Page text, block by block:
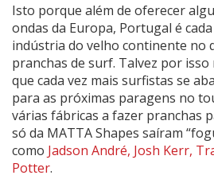
Isto porque além de oferecer
ondas da Europa, Portugal é
indústria do velho continente no
pranchas de surf. Talvez por
que cada vez mais surfistas se
para as próximas paragens no
várias fábricas a fazer pranchas
só da MATTA Shapes saíram
como Jadson André, Josh Kerr,
Potter.